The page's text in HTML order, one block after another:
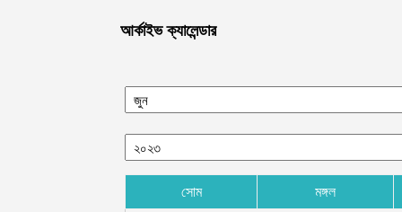
আর্কাইভ ক্যালেন্ডার
সোম মঙ্গল